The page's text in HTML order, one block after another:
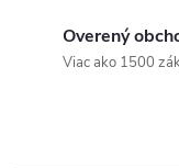
Overený
Viac ako 1500